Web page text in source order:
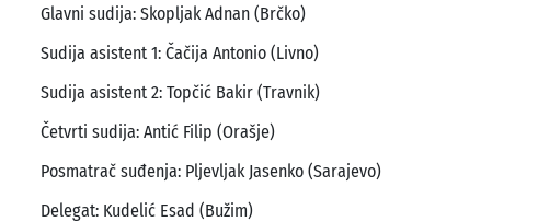
Glavni sudija: Skopljak Adnan (Brčko)
Sudija asistent 1: Čačija Antonio (Livno)
Sudija asistent 2: Topčić Bakir (Travnik)
Četvrti sudija: Antić Filip (Orašje)
Posmatrač suđenja: Pljevljak Jasenko (Sarajevo)
Delegat: Kudelić Esad (Bužim)